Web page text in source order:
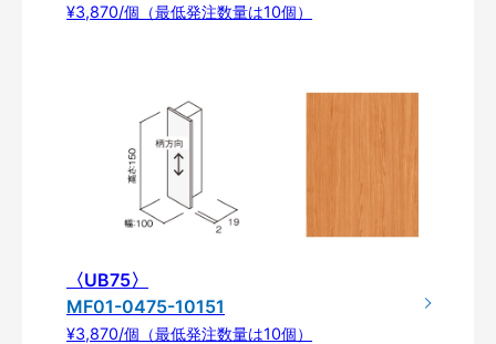
¥3,870/個（最低発注数量は10個）
〈UB75〉
MF01-0475-10151
¥3,870/個（最低発注数量は10個）